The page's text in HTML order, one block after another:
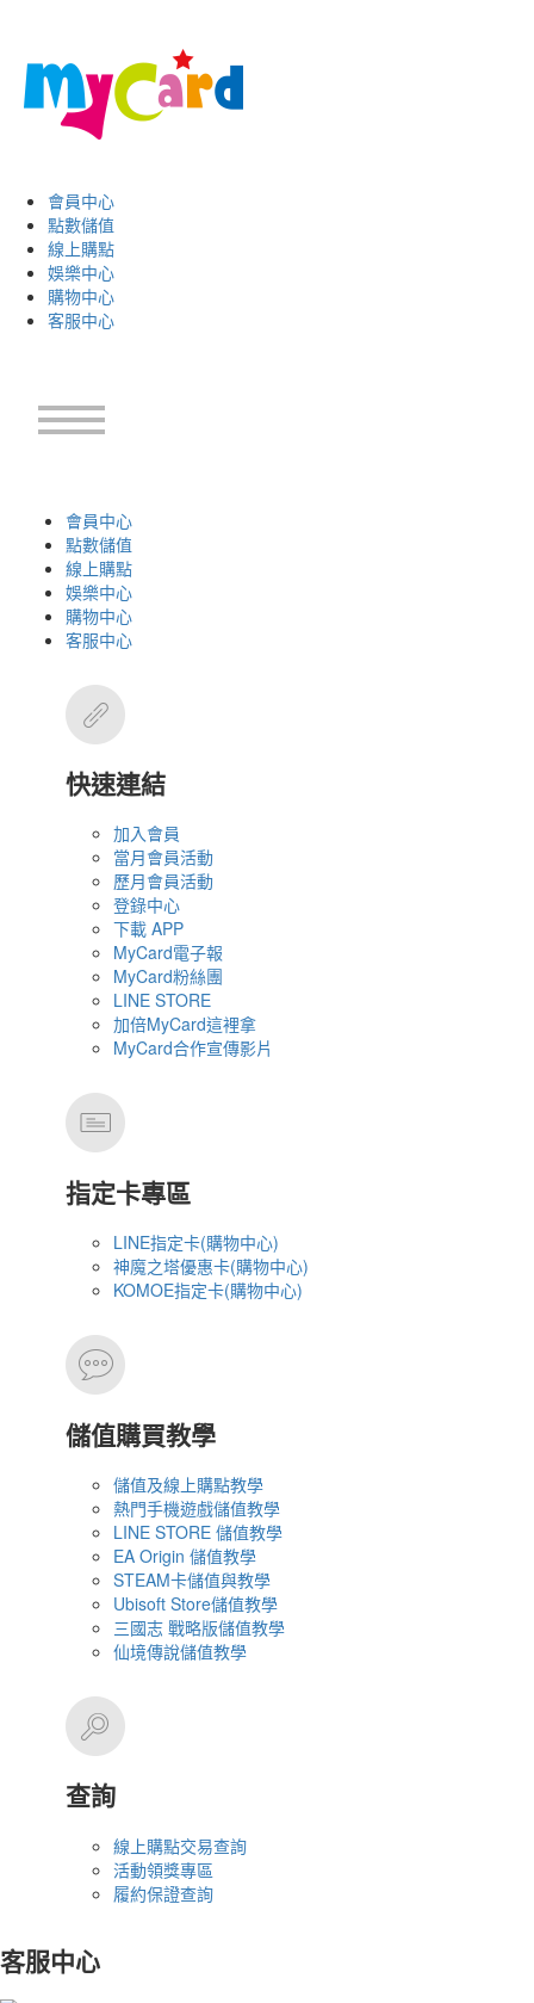
會員中心
點數儲值
線上購點
娛樂中心
購物中心
客服中心
會員中心
點數儲值
線上購點
娛樂中心
購物中心
客服中心
快速連結
加入會員
當月會員活動
歷月會員活動
登錄中心
下載 APP
MyCard電子報
MyCard粉絲團
LINE STORE
加倍MyCard這裡拿
MyCard合作宣傳影片
指定卡專區
LINE指定卡(購物中心)
神魔之塔優惠卡(購物中心)
KOMOE指定卡(購物中心)
儲值購買教學
儲值及線上購點教學
熱門手機遊戲儲值教學
LINE STORE 儲值教學
EA Origin 儲值教學
STEAM卡儲值與教學
Ubisoft Store儲值教學
三國志 戰略版儲值教學
仙境傳說儲值教學
查詢
線上購點交易查詢
活動領獎專區
履約保證查詢
客服中心